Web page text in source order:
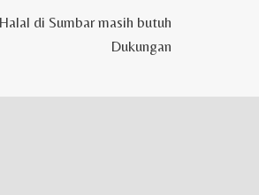
di Sumbar masih butuh
Dukungan